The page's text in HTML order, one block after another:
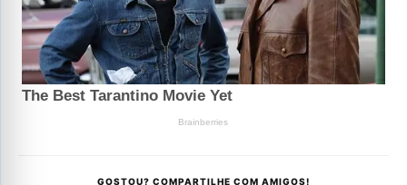
GOSTOU? COMPARTILHE COM AMIGOS!